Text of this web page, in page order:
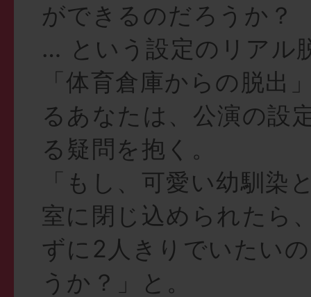
ができるのだろうか？
… という設定のリアル
「体育倉庫からの脱出
るあなたは、公演の設
る疑問を抱く。
「もし、可愛い幼馴染
室に閉じ込められたら
ずに2人きりでいたい
うか？」と。